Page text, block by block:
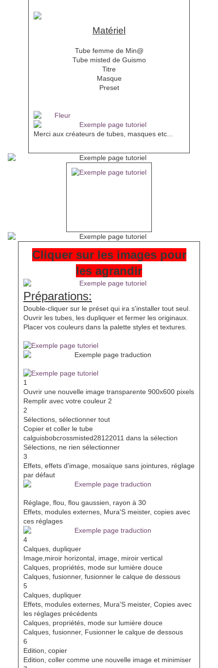
Matériel
Tube femme de Min@
Tube misted de Guismo
Titre
Masque
Preset
Merci aux créateurs de tubes, masques etc...
Cliquer sur les images pour
les agrandir
Préparations:
Double-cliquer sur le préset qui ira s'installer tout seul.
Ouvrir les tubes, les dupliquer et fermer les originaux.
Placer vos couleurs dans la palette styles et textures.
1
Ouvrir une nouvelle image transparente 900x600 pixels
Remplir avec votre couleur 2
2
Sélections, sélectionner tout
Copier et coller le tube
calguisbobcrossmisted28122011 dans la sélection
Sélections, ne rien sélectionner
3
Effets, effets d'image, mosaïque sans jointures, réglage
par défaut
Réglage, flou, flou gaussien, rayon à 30
Effets, modules externes, Mura'S meister, copies avec
ces réglages
4
Calques, dupliquer
Image,miroir horizontal, image, miroir vertical
Calques, propriétés, mode sur lumière douce
Calques, fusionner, fusionner le calque de dessous
5
Calques, dupliquer
Effets, modules externes, Mura'S meister, Copies avec
les réglages précédents
Calques, propriétés, mode sur lumière douce
Calques, fusionner, Fusionner le calque de dessous
6
Edition, copier
Edition, coller comme une nouvelle image et minimiser